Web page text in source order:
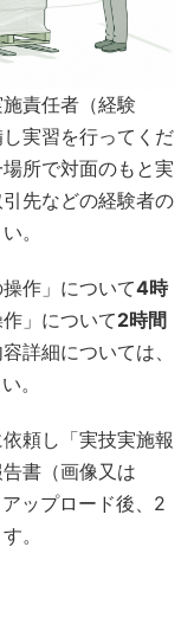
責任者（経験
実習を行ってくだ
所で対面のもと実
先などの経験者の
。
作」について4時
」について2時間
詳細については、
。
頼し「実技実施報
書（画像又は
ップロード後、2
。